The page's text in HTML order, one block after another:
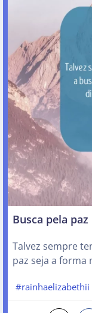
Busca pela paz
Talvez sempre
paz seja a forma
#rainhaelizabethii